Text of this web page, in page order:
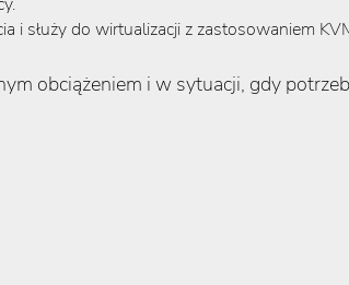
i służy do wirtualizacji z zastosowaniem
obciążeniem i w sytuacji, gdy